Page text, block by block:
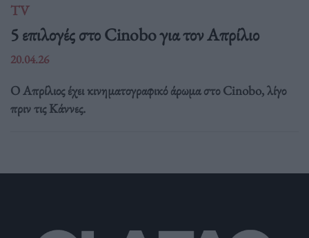
TV
5 επιλογές στο Cinobo για τον Απρίλιο
20.04.26
Ο Απρίλιος έχει κινηματογραφικό άρωμα στο Cinobo, λίγο
πριν τις Κάννες.